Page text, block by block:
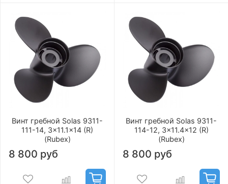
Винт гребной Solas 9311-
111-14, 3x11.1x14 (R)
(Rubex)
8 800 руб
Винт гребной Solas 9311-
114-12, 3x11.4x12 (R)
(Rubex)
8 800 руб